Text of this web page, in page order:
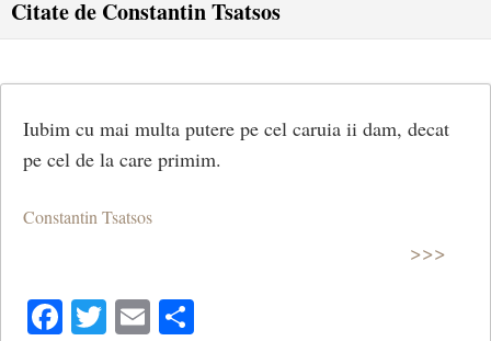
Citate de Constantin Tsatsos
Iubim cu mai multa putere pe cel caruia ii dam, decat
pe cel de la care primim.
Constantin Tsatsos
>>>
Facebook
Twitter
Email